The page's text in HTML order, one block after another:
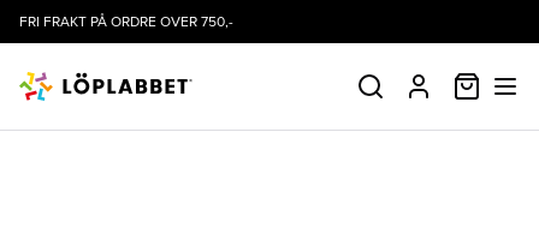
FRI FRAKT PÅ ORDRE OVER 750,-
SØK PROFIL